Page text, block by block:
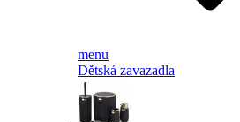
menu
Dětská zavazadla